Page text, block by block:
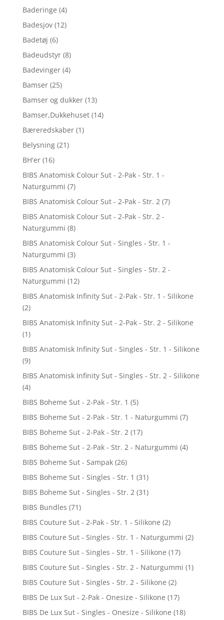
Baderinge (4)
Badesjov (12)
Badetøj (6)
Badeudstyr (8)
Badevinger (4)
Bamser (25)
Bamser og dukker (13)
Bamser,Dukkehuset (14)
Bæreredskaber (1)
Belysning (21)
BH'er (16)
BIBS Anatomisk Colour Sut - 2-Pak - Str. 1 -
Naturgummi (7)
BIBS Anatomisk Colour Sut - 2-Pak - Str. 2 (7)
BIBS Anatomisk Colour Sut - 2-Pak - Str. 2 -
Naturgummi (8)
BIBS Anatomisk Colour Sut - Singles - Str. 1 -
Naturgummi (3)
BIBS Anatomisk Colour Sut - Singles - Str. 2 -
Naturgummi (12)
BIBS Anatomisk Infinity Sut - 2-Pak - Str. 1 - Silikone
(2)
BIBS Anatomisk Infinity Sut - 2-Pak - Str. 2 - Silikone
(1)
BIBS Anatomisk Infinity Sut - Singles - Str. 1 - Silikone
(9)
BIBS Anatomisk Infinity Sut - Singles - Str. 2 - Silikone
(4)
BIBS Boheme Sut - 2-Pak - Str. 1 (5)
BIBS Boheme Sut - 2-Pak - Str. 1 - Naturgummi (7)
BIBS Boheme Sut - 2-Pak - Str. 2 (17)
BIBS Boheme Sut - 2-Pak - Str. 2 - Naturgummi (4)
BIBS Boheme Sut - Sampak (26)
BIBS Boheme Sut - Singles - Str. 1 (31)
BIBS Boheme Sut - Singles - Str. 2 (31)
BIBS Bundles (71)
BIBS Couture Sut - 2-Pak - Str. 1 - Silikone (2)
BIBS Couture Sut - Singles - Str. 1 - Naturgummi (2)
BIBS Couture Sut - Singles - Str. 1 - Silikone (17)
BIBS Couture Sut - Singles - Str. 2 - Naturgummi (1)
BIBS Couture Sut - Singles - Str. 2 - Silikone (2)
BIBS De Lux Sut - 2-Pak - Onesize - Silikone (17)
BIBS De Lux Sut - Singles - Onesize - Silikone (18)